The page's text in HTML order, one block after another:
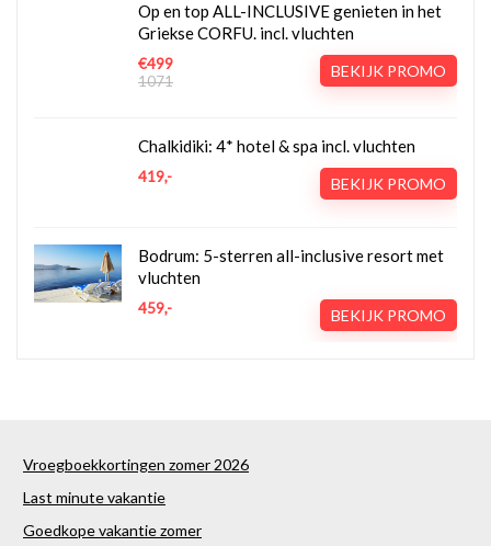
Op en top ALL-INCLUSIVE genieten in het
Griekse CORFU. incl. vluchten
€499
1071
BEKIJK PROMO
Chalkidiki: 4* hotel & spa incl. vluchten
419,- BEKIJK PROMO
Bodrum: 5-sterren all-inclusive resort met
vluchten
459,- BEKIJK PROMO
Vroegboekkortingen zomer 2026
Last minute vakantie
Goedkope vakantie zomer